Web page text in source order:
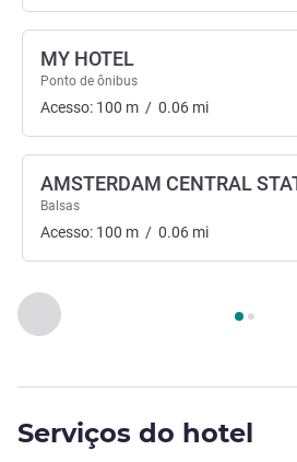
Anterior - Acessos e Transportes
Página , Acessos e
MY HOTEL
Ponto de ônibus
Acesso: 100 m / 0.06 mi
AMSTERDAM CENTRAL
Balsas
Acesso: 100 m / 0.06 mi
Serviços do hotel